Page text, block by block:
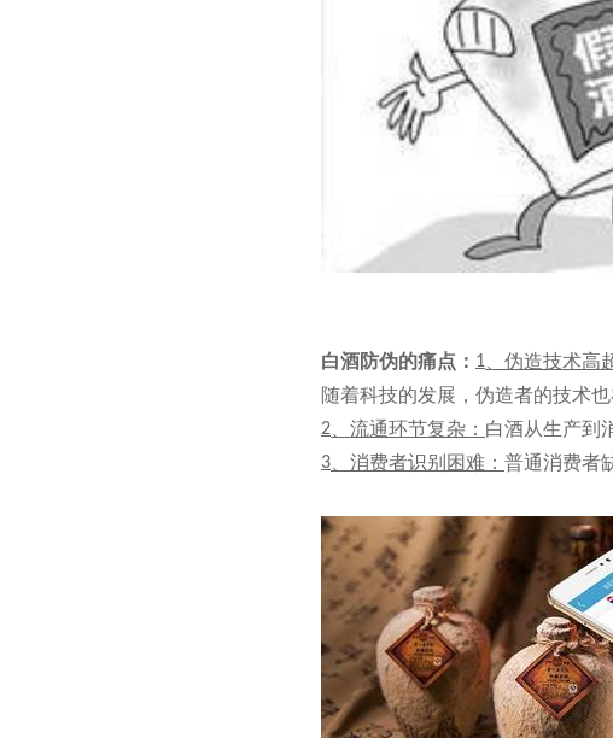
白酒防伪的痛点： 1 、伪造技术高
随着科技的发展，伪造者的技术
2 、流通环节复杂： 白酒从生产到
3 、消费者识别困难： 普通消费者